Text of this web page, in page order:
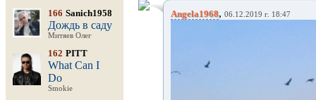
166 Sanich1958
Дождь в саду
Митяев Олег
162 PITT
What Can I
Do
Smokie
Angela1968, 06.12.2019 г. 18:47